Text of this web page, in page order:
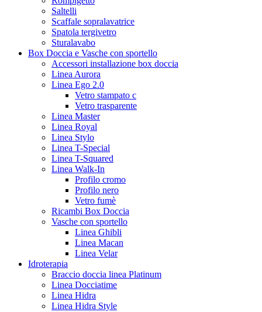
Saltelli
Scaffale sopralavatrice
Spatola tergivetro
Sturalavabo
Box Doccia e Vasche con sportello
Accessori installazione box doccia
Linea Aurora
Linea Ego 2.0
Vetro stampato c
Vetro trasparente
Linea Master
Linea Royal
Linea Stylo
Linea T-Special
Linea T-Squared
Linea Walk-In
Profilo cromo
Profilo nero
Vetro fumè
Ricambi Box Doccia
Vasche con sportello
Linea Ghibli
Linea Macan
Linea Velar
Idroterapia
Braccio doccia linea Platinum
Linea Docciatime
Linea Hidra
Linea Hidra Style